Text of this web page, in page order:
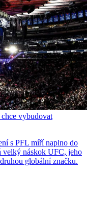
vybudovat
s PFL míří naplno do
náskok UFC, jeho
globální značku.